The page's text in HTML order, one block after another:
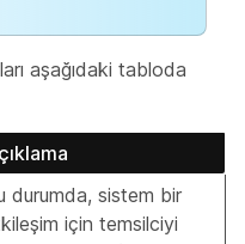
aşağıdaki tabloda
durumda, sistem bir
için temsilciyi